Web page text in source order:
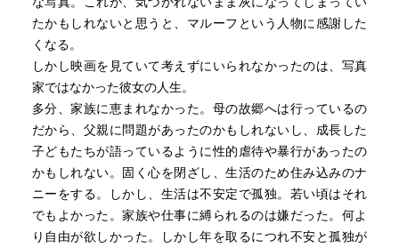
たかもしれないと思うと、マルーフという人物に感謝した
くなる。
しかし映画を見ていて考えずにいられなかったのは、写真
家ではなかった彼女の人生。
多分、家族に恵まれなかった。母の故郷へは行っているの
だから、父親に問題があったのかもしれないし、成長した
子どもたちが語っているように性的虐待や暴行があったの
かもしれない。固く心を閉ざし、生活のため住み込みのナ
ニーをする。しかし、生活は不安定で孤独。若い頃はそれ
でもよかった。家族や仕事に縛られるのは嫌だった。何よ
り自由が欲しかった。しかし年を取るにつれ不安と孤独が